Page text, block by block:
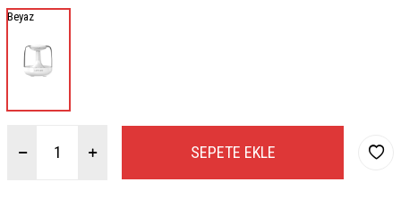
Beyaz
SEPETE EKLE